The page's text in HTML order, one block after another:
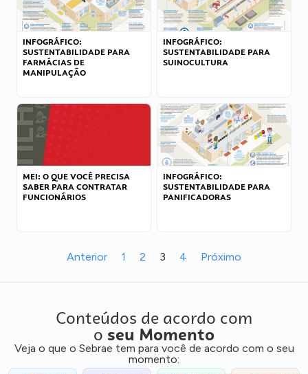
INFOGRÁFICO:
SUSTENTABILIDADE PARA
FARMÁCIAS DE
MANIPULAÇÃO
INFOGRÁFICO:
SUSTENTABILIDADE PARA
SUINOCULTURA
MEI: O QUE VOCÊ PRECISA
SABER PARA CONTRATAR
FUNCIONÁRIOS
INFOGRÁFICO:
SUSTENTABILIDADE PARA
PANIFICADORAS
Anterior 1 2 3 4 Próximo
Conteúdos de acordo com
o seu Momento
Veja o que o Sebrae tem para você de acordo com o seu
momento: